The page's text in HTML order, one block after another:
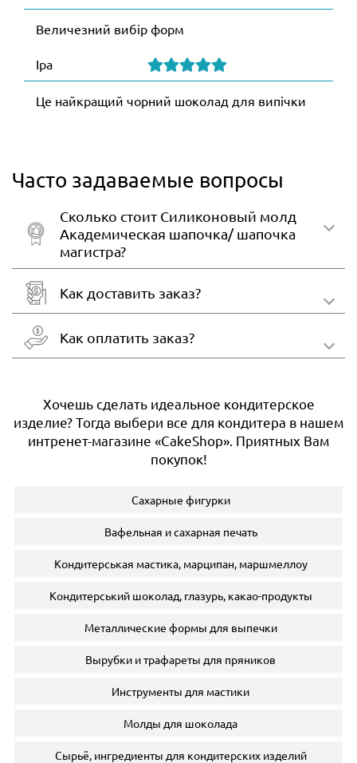
Величезний вибір форм
Іра
Це найкращий чорний шоколад для випічки
Часто задаваемые вопросы
Сколько стоит Силиконовый молд
Академическая шапочка/ шапочка
магистра?
Как доставить заказ?
Как оплатить заказ?
Хочешь сделать идеальное кондитерское
изделие? Тогда выбери все для кондитера в нашем
интренет-магазине «CakeShop». Приятных Вам
покупок!
Сахарные фигурки
Вафельная и сахарная печать
Кондитерськая мастика, марципан, маршмеллоу
Кондитерський шоколад, глазурь, какао-продукты
Металлические формы для выпечки
Вырубки и трафареты для пряников
Инструменты для мастики
Молды для шоколада
Сырьё, ингредиенты для кондитерских изделий